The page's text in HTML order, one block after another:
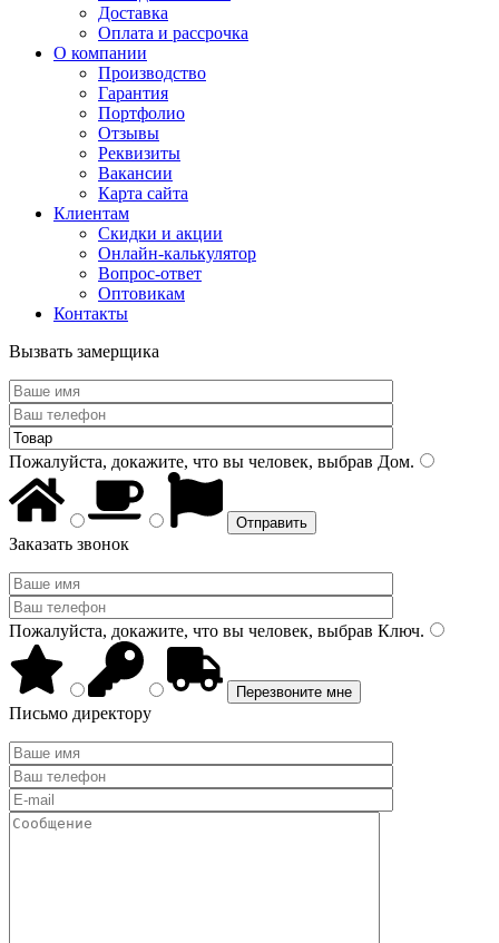
Доставка
Оплата и рассрочка
О компании
Производство
Гарантия
Портфолио
Отзывы
Реквизиты
Вакансии
Карта сайта
Клиентам
Скидки и акции
Онлайн-калькулятор
Вопрос-ответ
Оптовикам
Контакты
Вызвать замерщика
Пожалуйста, докажите, что вы человек, выбрав Дом.
Заказать звонок
Пожалуйста, докажите, что вы человек, выбрав Ключ.
Письмо директору